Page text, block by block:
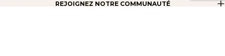
REJOIGNEZ NOTRE COMMUNAUTÉ